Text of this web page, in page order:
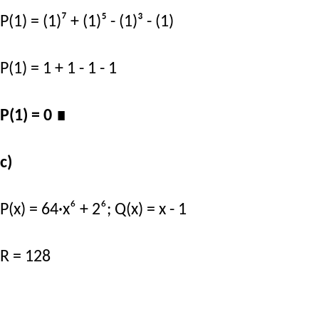
P(1) = (1)⁷ + (1)⁵ - (1)³ - (1)
P(1) = 1 + 1 - 1 - 1
P(1) = 0 ∎
c)
P(x) = 64·x⁶ + 2⁶; Q(x) = x - 1
R = 128